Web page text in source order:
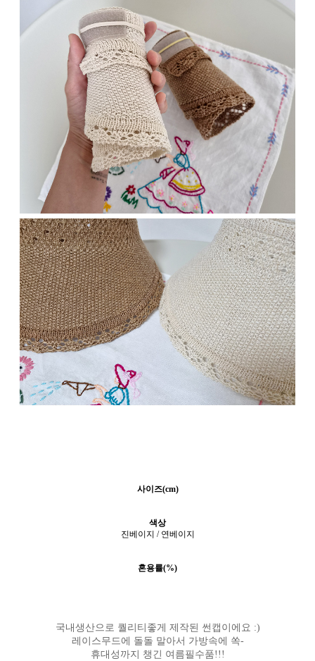
사이즈(cm)
색상
진베이지 / 연베이지
혼용률(%)
국내생산으로 퀄리티좋게 제작된 썬캡이에요 :)
레이스무드에 돌돌 말아서 가방속에 쏙-
휴대성까지 챙긴 여름필수품!!!